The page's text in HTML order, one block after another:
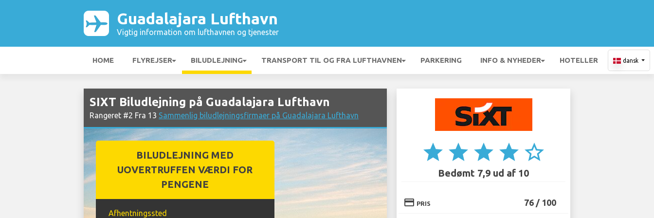
Guadalajara Lufthavn
Vigtig information om lufthavnen og tjenester
HOME FLYREJSER BILUDLEJNING TRANSPORT TIL OG FRA LUFTHAVNEN PARKERING INFO & NYHEDER HOTELLER dansk
SIXT Biludlejning på Guadalajara Lufthavn
Rangeret #2 Fra 13 Sammenlig biludlejningsfirmaer på Guadalajara Lufthavn
BILUDLEJNING MED
UOVERTRUFFEN VÆRDI FOR
PENGENE
Afhentningssted
star star star star star_border
Bedømt 7,9 ud af 10
credit_card PRIS 76 / 100